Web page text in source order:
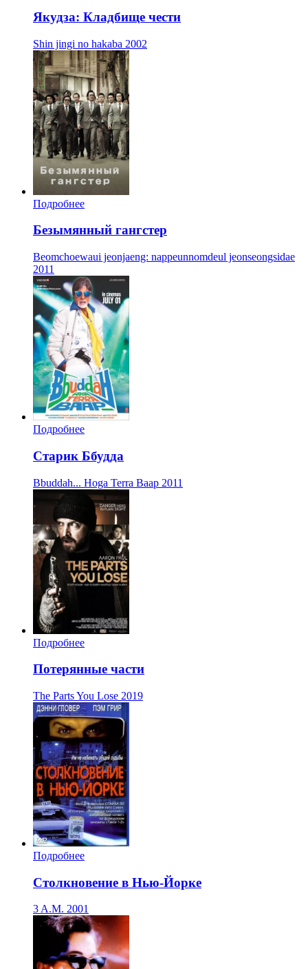
Якудза: Кладбище чести
Shin jingi no hakaba 2002
Подробнее
Безымянный гангстер
Beomchoewaui jeonjaeng: nappeunnomdeul jeonseongsidae
2011
Подробнее
Старик Ббудда
Bbuddah... Hoga Terra Baap 2011
Подробнее
Потерянные части
The Parts You Lose 2019
Подробнее
Столкновение в Нью-Йорке
3 A.M. 2001